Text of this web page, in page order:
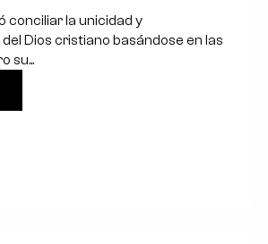
conciliar la unicidad y
Dios cristiano basándose en las
su...